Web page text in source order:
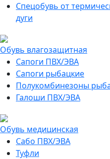
Спецобувь от
дуги
Обувь влагозащитная
Сапоги ПВХ/ЭВА
Сапоги рыбацкие
Полукомбинезоны
Галоши ПВХ/ЭВА
Обувь медицинская
Сабо ПВХ/ЭВА
Туфли